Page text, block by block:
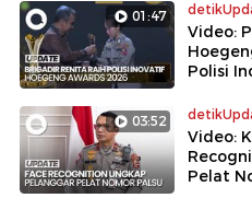
01:47
Video:
Polisi
03:52
Video:
Pelat